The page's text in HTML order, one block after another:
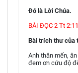
Đó là Lời Chúa.
BÀI ĐỌC 2 Tt
Bài trích thư của
Anh thân mến,
đem ơn cứu độ